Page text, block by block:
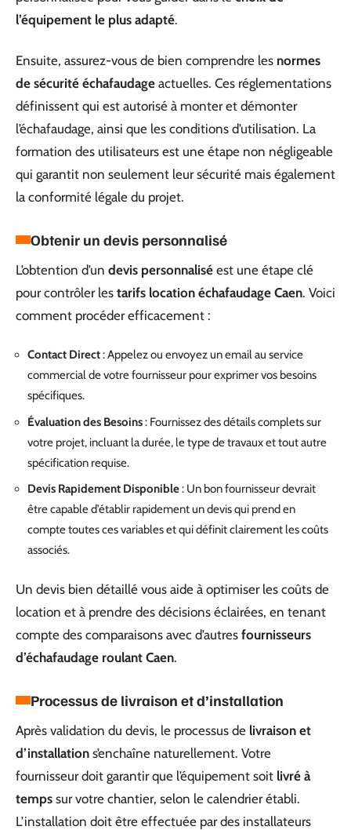
l’équipement le plus adapté.
Ensuite, assurez-vous de bien comprendre les normes
de sécurité échafaudage actuelles. Ces réglementations
définissent qui est autorisé à monter et démonter
l’échafaudage, ainsi que les conditions d’utilisation. La
formation des utilisateurs est une étape non négligeable
qui garantit non seulement leur sécurité mais également
la conformité légale du projet.
Obtenir un devis personnalisé
L’obtention d’un devis personnalisé est une étape clé
pour contrôler les tarifs location échafaudage Caen. Voici
comment procéder efficacement :
Contact Direct: Appelez ou envoyez un email au service
commercial de votre fournisseur pour exprimer vos besoins
spécifiques.
Évaluation des Besoins: Fournissez des détails complets sur
votre projet, incluant la durée, le type de travaux et tout autre
spécification requise.
Devis Rapidement Disponible: Un bon fournisseur devrait
être capable d’établir rapidement un devis qui prend en
compte toutes ces variables et qui définit clairement les coûts
associés.
Un devis bien détaillé vous aide à optimiser les coûts de
location et à prendre des décisions éclairées, en tenant
compte des comparaisons avec d’autres fournisseurs
d’échafaudage roulant Caen.
Processus de livraison et d’installation
Après validation du devis, le processus de livraison et
d’installation s’enchaîne naturellement. Votre
fournisseur doit garantir que l’équipement soit livré à
temps sur votre chantier, selon le calendrier établi.
L’installation doit être effectuée par des installateurs